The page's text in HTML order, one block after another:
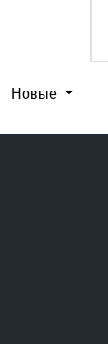
Новые